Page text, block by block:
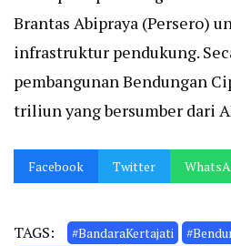
Brantas Abipraya (Persero)
infrastruktur pendukung.
pembangunan Bendungan
triliun yang bersumber dari
Facebook Twitter
TAGS: #BandaraKertajati